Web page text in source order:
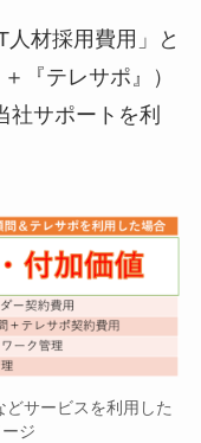
材採用費用」と
『テレサポ』）
社サポートを利
サービスを利用した
ジ